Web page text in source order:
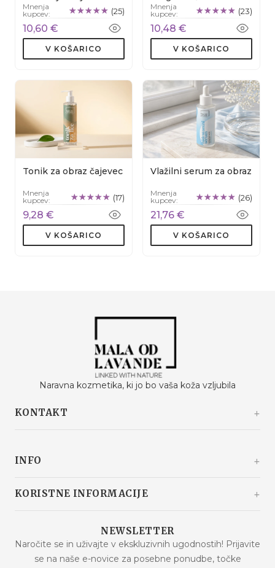
Mnenja
kupcev:
(25)
10,60 €
V KOŠARICO
trava
Mnenja
kupcev:
(23)
10,48 €
V KOŠARICO
Tonik za obraz čajevec
Mnenja
kupcev:
(17)
9,28 €
V KOŠARICO
Vlažilni serum za obraz
Mnenja
kupcev:
(26)
21,76 €
V KOŠARICO
Naravna kozmetika, ki jo bo vaša koža vzljubila
KONTAKT
Hrvaška
Pon. - Pet.: 09h - 15h
INFO
O nas
Novosti
KORISTNE INFORMACIJE
Pogosta vprašanja
Pogoji nakupa
NEWSLETTER
Naročite se in uživajte v ekskluzivnih ugodnostih! Prijavite
se na naše e-novice za posebne ponudbe, točke